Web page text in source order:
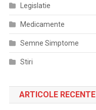
Legislatie
Medicamente
Semne Simptome
Stiri
ARTICOLE RECENTE